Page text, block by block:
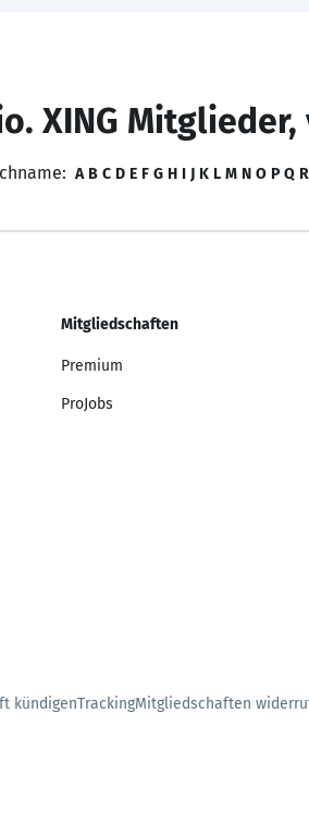
XING Mitglieder,
A B C D E F G H I J K L M N O P Q R
Mitgliedschaften
Premium
ProJobs
kündigenTrackingMitgliedschaften